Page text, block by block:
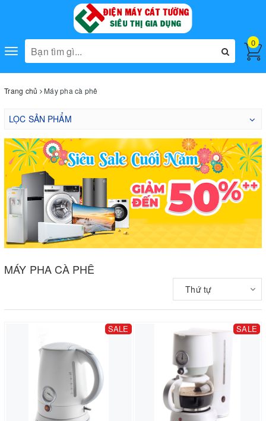
Toggle
navigation
0
Trang chủ Máy pha cà phê
LỌC SẢN PHẨM
MÁY PHA CÀ PHÊ
Thứ tự
SALE SALE